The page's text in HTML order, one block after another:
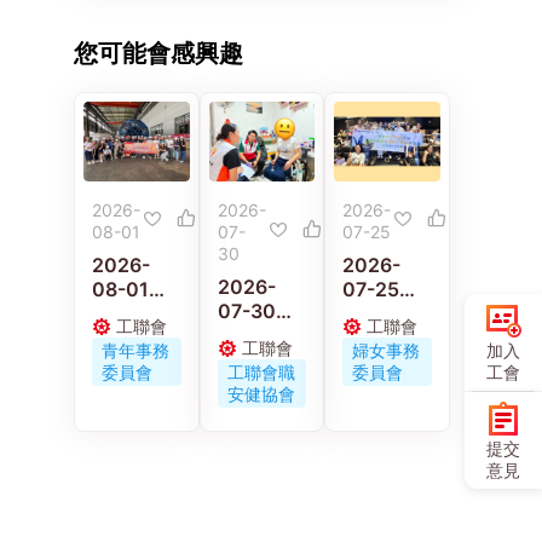
您可能會感興趣
2026-
08-01
2026-
08-01
工聯青年
義工走進
佛山 感受
嶺南工藝
工聯會
青年事務
委員會
2026-
07-
30
2026-
07-30
工聯職安
健協會連
同區議員
古偉冰探
工聯會
工聯會職
安健協會
2026-
07-25
2026-
07-25
工聯會婦
女事務委
員會舉辦
《小蟲蟲
工聯會
婦女事務
委員會
加入
工會
提交
意見